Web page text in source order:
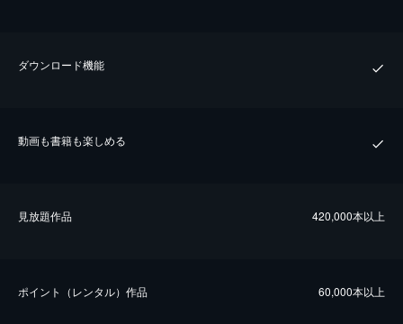
ダウンロード機能
動画も書籍も楽しめる
⾒放題作品 420,000本以上
ポイント（レンタル）作品 60,000本以上